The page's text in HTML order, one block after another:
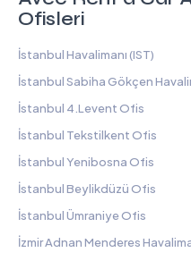
Ofisleri
İstanbul Havalimanı (IST)
İstanbul Sabiha Gökçen
İstanbul 4.Levent Ofis
İstanbul Tekstilkent Ofis
İstanbul Yenibosna Ofis
İstanbul Beylikdüzü Ofis
İstanbul Ümraniye Ofis
İzmir Adnan Menderes